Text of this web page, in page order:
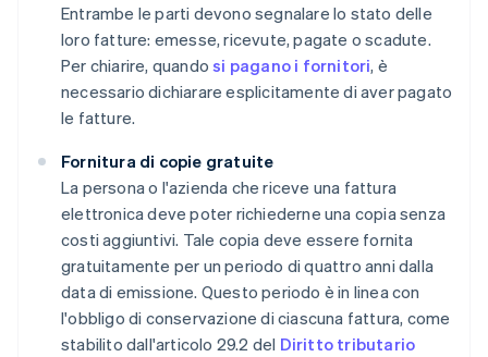
Entrambe le parti devono segnalare lo stato delle
loro fatture: emesse, ricevute, pagate o scadute.
Per chiarire, quandosi pagano i fornitori, è
necessario dichiarare esplicitamente di aver pagato
le fatture.
Fornitura di copie gratuite
La persona o l'azienda che riceve una fattura
elettronica deve poter richiederne una copia senza
costi aggiuntivi. Tale copia deve essere fornita
gratuitamente per un periodo di quattro anni dalla
data di emissione. Questo periodo è in linea con
l'obbligo di conservazione di ciascuna fattura, come
stabilito dall'articolo 29.2 del Diritto tributario